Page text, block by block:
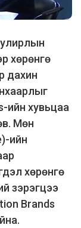
хөрөнгө
дахин
ийн хувьцаа
Мөн
ийн
хөрөнгө
зэрэгцээ
Brands